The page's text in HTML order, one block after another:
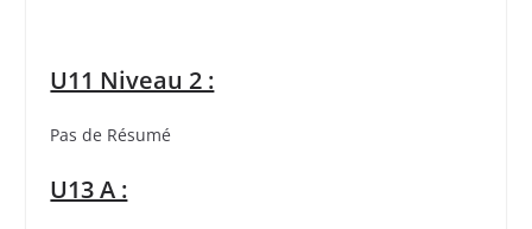
U11 Niveau 2 :
Pas de Résumé
U13 A :